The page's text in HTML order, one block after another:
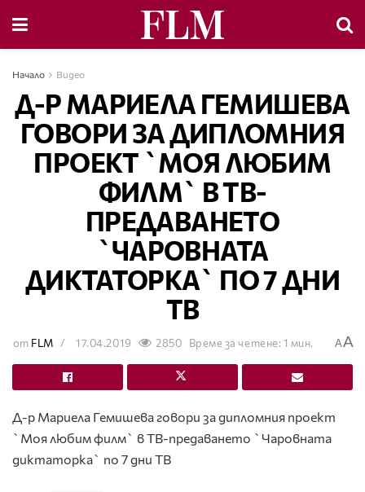
Начало Видео
Д-Р МАРИЕЛА ГЕМИШЕВА
ГОВОРИ ЗА ДИПЛОМНИЯ
ПРОЕКТ `МОЯ ЛЮБИМ
ФИЛМ` В ТВ-
ПРЕДАВАНЕТО
`ЧАРОВНАТА
ДИКТАТОРКА` ПО 7 ДНИ
ТВ
от FLM 17.04.2019 2850 Време за четене: 1 мин. AA
Д-р Мариела Гемишева говори за дипломния проект
`Моя любим филм` в ТВ-предаването `Чаровната
диктаторка` по 7 дни ТВ